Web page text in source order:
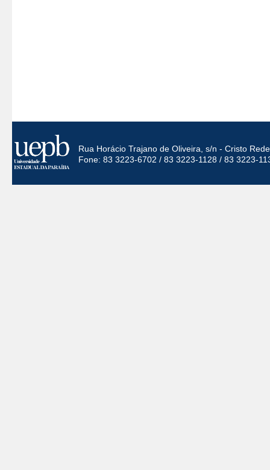
Rua Horácio Trajano de Oliveira, s/n - Cristo
Fone: 83 3223-6702 / 83 3223-1128 / 83 3223-